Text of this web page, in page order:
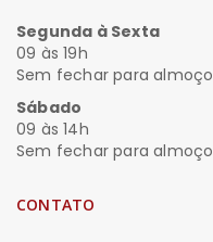
Segunda à Sexta
09 às 19h
Sem fechar para almoço
Sábado
09 às 14h
Sem fechar para almoço
CONTATO